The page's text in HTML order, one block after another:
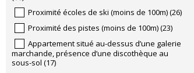
Proximité écoles de ski (moins de 100m)(26)
Proximité des pistes (moins de 100m)(23)
Appartement situé au-dessus d’une galerie
marchande, présence d’une discothèque au
sous-sol (17)